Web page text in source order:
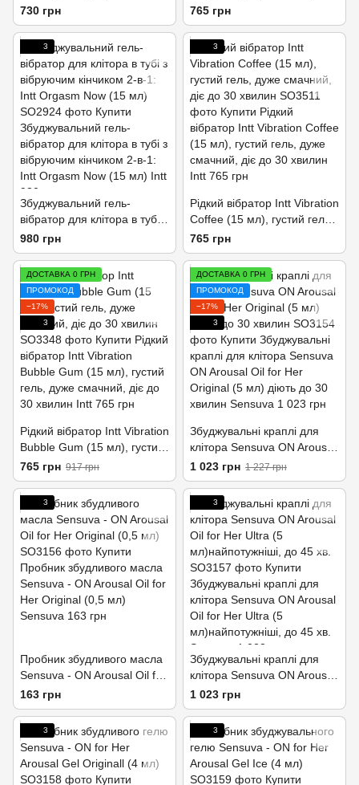
дуже смачний, діє до 30
хвилин
730 грн
дуже незвичайний, діє до 30
хвилин
765 грн
3
Збуджувальний гель-
вібратор для клітора в тубі з
вібруючим кінчиком 2-в-1:
Intt Orgasm Now (15 мл)
980 грн
3
Рідкий вібратор Intt Vibration
Coffee (15 мл), густий гель,
дуже смачний, діє до 30
хвилин
765 грн
ДОСТАВКА 0 ГРН
ПРОМОКОД
−17%
3
Рідкий вібратор Intt Vibration
Bubble Gum (15 мл), густий
гель, дуже смачний, діє до
30 хвилин
765 грн 917 грн
ДОСТАВКА 0 ГРН
ПРОМОКОД
−17%
3
Збуджувальні краплі для
клітора Sensuva ON Arousal
Oil for Her Original (5 мл)
діють до 30 хвилин
1 023 грн 1 227 грн
3
Пробник збудливого масла
Sensuva - ON Arousal Oil for
Her Original (0,5 мл)
163 грн
3
Збуджувальні краплі для
клітора Sensuva ON Arousal
Oil for Her Ultra (5
мл)найпотужніші, до 45 хв.
1 023 грн
3 3